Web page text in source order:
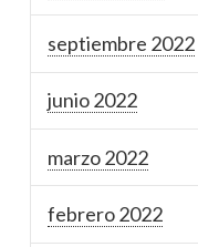
septiembre 2022
junio 2022
marzo 2022
febrero 2022